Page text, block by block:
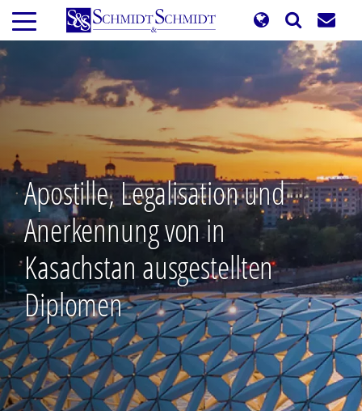
Direkt
zum
Inhalt
Apostille, Legalisation und
Anerkennung von in
Kasachstan ausgestellten
Diplomen